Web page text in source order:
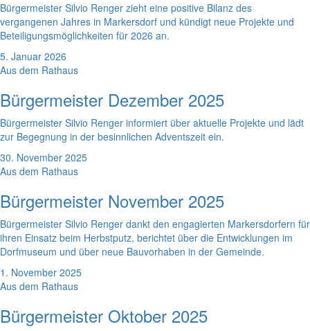
Bürgermeister Silvio Renger zieht eine positive Bilanz des
vergangenen Jahres in Markersdorf und kündigt neue Projekte und
Beteiligungsmöglichkeiten für 2026 an.
5. Januar 2026
Aus dem Rathaus
Bürgermeister Dezember 2025
Bürgermeister Silvio Renger informiert über aktuelle Projekte und lädt
zur Begegnung in der besinnlichen Adventszeit ein.
30. November 2025
Aus dem Rathaus
Bürgermeister November 2025
Bürgermeister Silvio Renger dankt den engagierten Markersdorfern für
ihren Einsatz beim Herbstputz, berichtet über die Entwicklungen im
Dorfmuseum und über neue Bauvorhaben in der Gemeinde.
1. November 2025
Aus dem Rathaus
Bürgermeister Oktober 2025